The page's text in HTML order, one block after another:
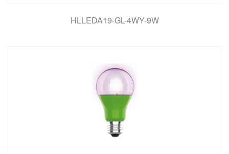
HLLEDA19-GL-4WY-9W